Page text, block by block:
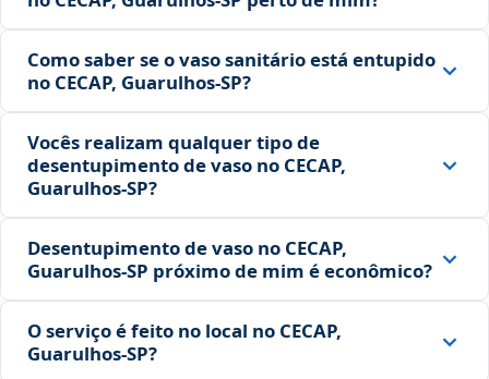
Como saber se o vaso sanitário está entupido
no CECAP, Guarulhos‑SP?
Vocês realizam qualquer tipo de
desentupimento de vaso no CECAP,
Guarulhos‑SP?
Desentupimento de vaso no CECAP,
Guarulhos‑SP próximo de mim é econômico?
O serviço é feito no local no CECAP,
Guarulhos‑SP?